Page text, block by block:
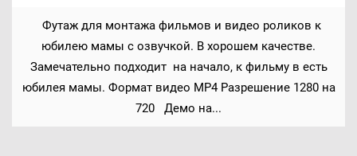
Футаж для монтажа фильмов и видео роликов к
юбилею мамы с озвучкой. В хорошем качестве.
Замечательно подходит на начало, к фильму в есть
юбилея мамы. Формат видео MP4 Разрешение 1280 на
720 Демо на...